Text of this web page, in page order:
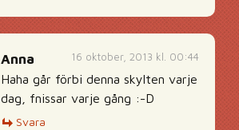
16 oktober, 2013 kl. 00:44
Anna
Haha går förbi denna skylten varje
dag, fnissar varje gång :-D
Svara